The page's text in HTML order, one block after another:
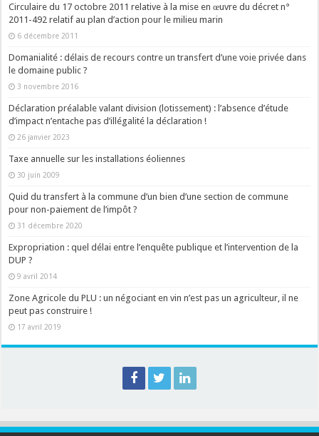
Circulaire du 17 octobre 2011 relative à la mise en œuvre du décret n°
2011-492 relatif au plan d’action pour le milieu marin
6 décembre 2011
Domanialité : délais de recours contre un transfert d’une voie privée dans
le domaine public ?
3 novembre 2016
Déclaration préalable valant division (lotissement) : l’absence d’étude
d’impact n’entache pas d’illégalité la déclaration !
26 janvier 2023
Taxe annuelle sur les installations éoliennes
30 juin 2009
Quid du transfert à la commune d’un bien d’une section de commune
pour non-paiement de l’impôt ?
31 décembre 2020
Expropriation : quel délai entre l’enquête publique et l’intervention de la
DUP ?
9 avril 2014
Zone Agricole du PLU : un négociant en vin n’est pas un agriculteur, il ne
peut pas construire !
17 avril 2019